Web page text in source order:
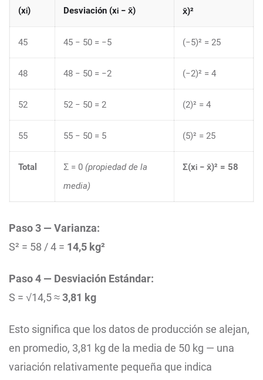
(xi) Desviación (xi − x̄)
x̄)²
45 45 − 50 = −5 (−5)² = 25
48 48 − 50 = −2 (−2)² = 4
52 52 − 50 = 2 (2)² = 4
55 55 − 50 = 5 (5)² = 25
Total Σ = 0 (propiedad de la
media)
Σ(xi − x̄)² = 58
Paso 3 — Varianza:
S² = 58 / 4 = 14,5 kg²
Paso 4 — Desviación Estándar:
S = √14,5 ≈3,81 kg
Esto significa que los datos de producción se alejan,
en promedio, 3,81 kg de la media de 50 kg — una
variación relativamente pequeña que indica